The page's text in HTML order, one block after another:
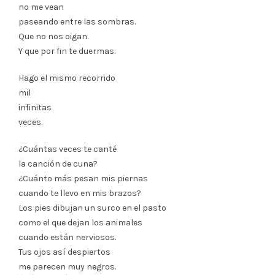
no me vean
paseando entre las sombras.
Que no nos oigan.
Y que por fin te duermas.
Hago el mismo recorrido
mil
infinitas
veces.
¿Cuántas veces te canté
la canción de cuna?
¿Cuánto más pesan mis piernas
cuando te llevo en mis brazos?
Los pies dibujan un surco en el pasto
como el que dejan los animales
cuando están nerviosos.
Tus ojos así despiertos
me parecen muy negros.